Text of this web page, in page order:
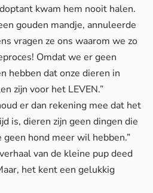
kwam hem nooit halen.
gouden mandje, annuleerde
vragen ze ons waarom we zo
Omdat we er geen
hebben dat onze dieren in
zijn voor het LEVEN.”
er dan rekening mee dat het
is, dieren zijn geen dingen die
hond meer wil hebben.”
van de kleine pup deed
het kent een gelukkig